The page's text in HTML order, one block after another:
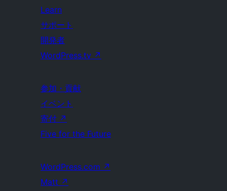
Learn
サポート
開発者
WordPress.tv ↗
参加・貢献
イベント
寄付 ↗
Five for the Future
WordPress.com ↗
Matt ↗